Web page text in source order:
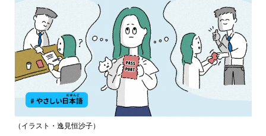
（イラスト・逸見恒沙子）